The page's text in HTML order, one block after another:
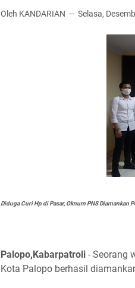
Oleh KANDARIAN Selasa,
Diduga Curi Hp di Pasar, Oknum PNS Diamankan
Palopo,Kabarpatroli - Seorang
Kota Palopo berhasil